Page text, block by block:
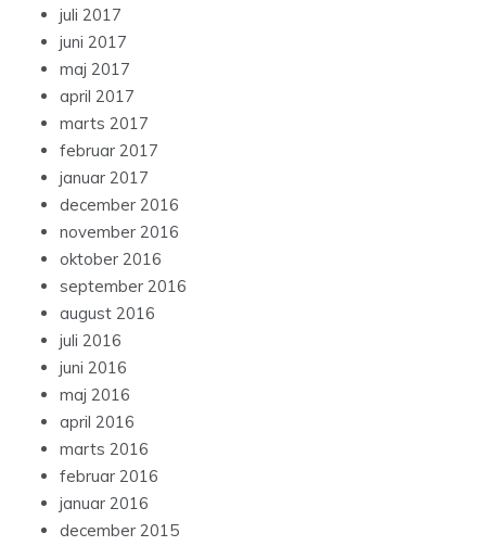
juli 2017
juni 2017
maj 2017
april 2017
marts 2017
februar 2017
januar 2017
december 2016
november 2016
oktober 2016
september 2016
august 2016
juli 2016
juni 2016
maj 2016
april 2016
marts 2016
februar 2016
januar 2016
december 2015